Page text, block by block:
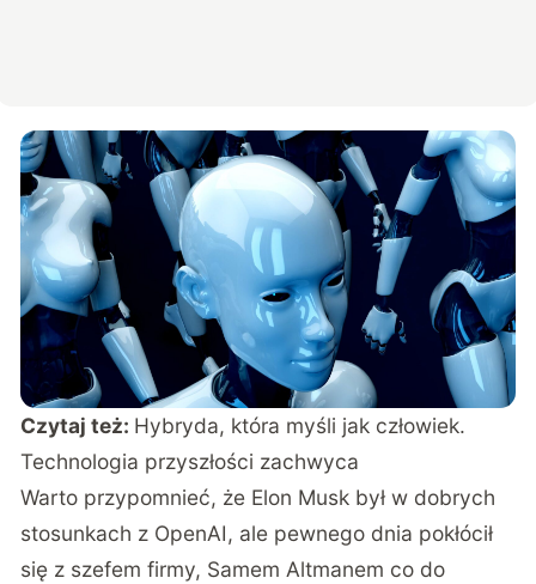
Czytaj też: Hybryda, która myśli jak człowiek.
Technologia przyszłości zachwyca
Warto przypomnieć, że Elon Musk był w dobrych
stosunkach z OpenAI, ale pewnego dnia pokłócił
się z szefem firmy, Samem Altmanem co do